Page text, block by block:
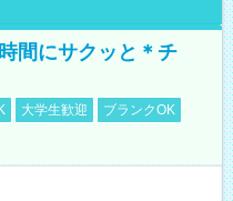
間にサクッと＊チ
大学生歓迎
ブランクOK